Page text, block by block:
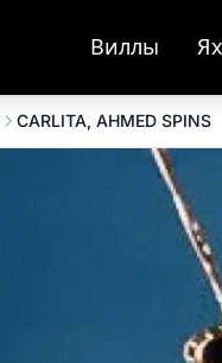
Виллы
CARLITA, AHMED SPINS